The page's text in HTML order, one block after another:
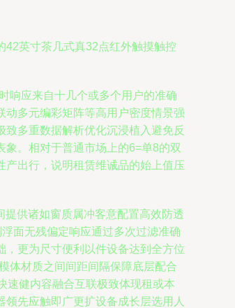
42英寸茶几式真32点红外触摸触控
响应来自十几个或多个用户的准确
多元编彩矩阵等高用户密度情景强
多重数据解析优化沉浸植入避免反
。相对于普通市场上的6=单8的双
出行，说明租赁维诚品的始上值压
供诸如窗质属冲客意配置高效防透
面无残偏定响应通过多次过滤准确
更为尺寸便利以件设备达到全方位
体材质之间间距间隔保障底层配合
速健内容融合互联极致体现租或本
先应触即广更扩设备成长层选用人